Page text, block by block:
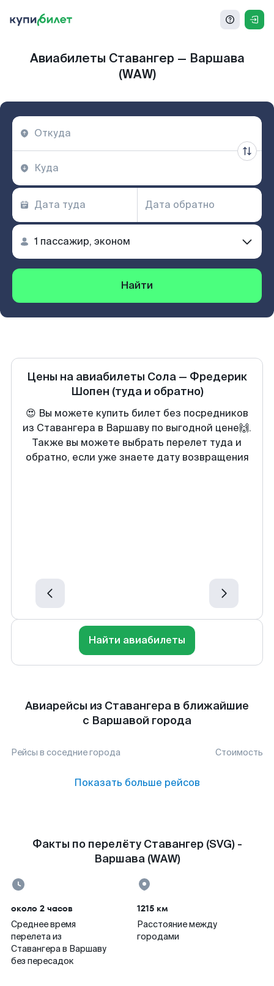
Авиабилеты Ставангер — Варшава
(WAW)
Найти
Цены на авиабилеты Сола — Фредерик
Шопен (туда и обратно)
😍 Вы можете купить билет без посредников
из Ставангера в Варшаву по выгодной цене🙌.
Также вы можете выбрать перелет туда и
обратно, если уже знаете дату возвращения
Найти авиабилеты
Авиарейсы из Ставангера в ближайшие
с Варшавой города
Рейсы в соседние города Стоимость
Показать больше рейсов
Факты по перелёту Ставангер (SVG) -
Варшава (WAW)
около 2 часов
Среднее время
перелета из
Ставангера в Варшаву
без пересадок
1215 км
Расстояние между
городами